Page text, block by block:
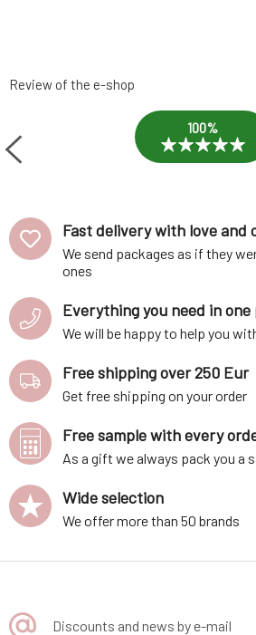
Review of the e-shop
100%
Fast delivery with love and
We send packages as if they
ones
Everything you need in one
We will be happy to help you
Free shipping over 250 Eur
Get free shipping on your order
Free sample with every
As a gift we always pack you a
Wide selection
We offer more than 50 brands
Discounts and news by e-mail